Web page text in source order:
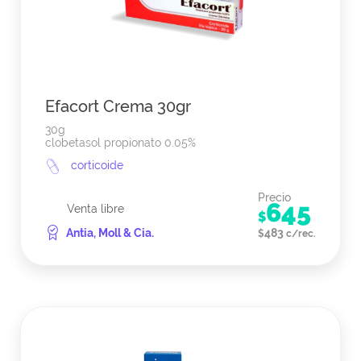
Efacort Crema 30gr
30g
clobetasol propionato 0.05%
corticoide
Venta libre
Antia, Moll & Cia.
Precio
$645
$483 c/rec.